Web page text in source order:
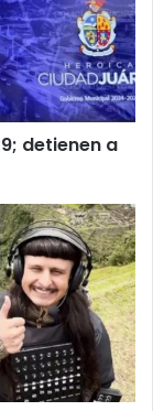
detienen a